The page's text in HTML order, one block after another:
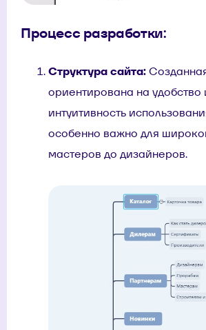
Процесс разработки:
Структура сайта:
ориентирована на удобство
интуитивность
особенно важно для
мастеров до дизайнеров.